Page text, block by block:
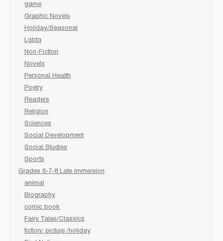
game
Graphic Novels
Holiday/Seasonal
Lgbtq
Non-Fiction
Novels
Personal Health
Poetry
Readers
Religion
Sciences
Social Development
Social Studies
Sports
Grades 6-7-8 Late immersion
animal
Biography
comic book
Fairy Tales/Classics
fiction/ picture /holiday